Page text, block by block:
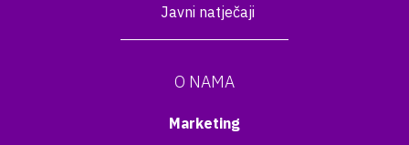
Javni natječaji
O NAMA
Marketing